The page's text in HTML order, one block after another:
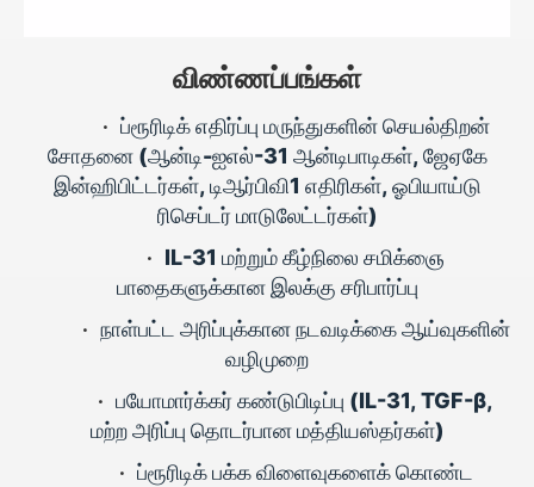
விண்ணப்பங்கள்
• ப்ரூரிடிக் எதிர்ப்பு மருந்துகளின் செயல்திறன்
சோதனை (ஆன்டி-ஐஎல்-31 ஆன்டிபாடிகள், ஜேஏகே
இன்ஹிபிட்டர்கள், டிஆர்பிவி1 எதிரிகள், ஓபியாய்டு
ரிசெப்டர் மாடுலேட்டர்கள்)
• IL-31 மற்றும் கீழ்நிலை சமிக்ஞை
பாதைகளுக்கான இலக்கு சரிபார்ப்பு
• நாள்பட்ட அரிப்புக்கான நடவடிக்கை ஆய்வுகளின்
வழிமுறை
• பயோமார்க்கர் கண்டுபிடிப்பு (IL-31, TGF-β,
மற்ற அரிப்பு தொடர்பான மத்தியஸ்தர்கள்)
• ப்ரூரிடிக் பக்க விளைவுகளைக் கொண்ட